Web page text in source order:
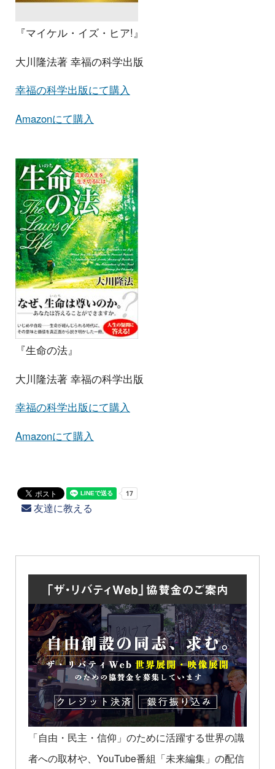
『マイケル・イズ・ヒア!』
大川隆法著 幸福の科学出版
幸福の科学出版にて購入
Amazonにて購入
『生命の法』
大川隆法著 幸福の科学出版
幸福の科学出版にて購入
Amazonにて購入
友達に教える
「自由・民主・信仰」のために活躍する世界の識
者への取材や、YouTube番組「未来編集」の配信